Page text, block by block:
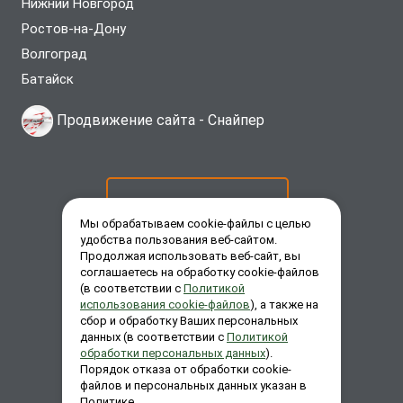
Нижний Новгород
Ростов-на-Дону
Волгоград
Батайск
Продвижение сайта - Снайпер
ЗАКАЗАТЬ ЗВОНОК
ЗАДАТЬ ВОПРОС
Мы обрабатываем cookie-файлы с целью
удобства пользования веб-сайтом.
Продолжая использовать веб-сайт, вы
соглашаетесь на обработку cookie-файлов
(в соответствии с Политикой
использования cookie-файлов), а также на
сбор и обработку Ваших персональных
данных (в соответствии с Политикой
обработки персональных данных).
Порядок отказа от обработки cookie-
файлов и персональных данных указан в